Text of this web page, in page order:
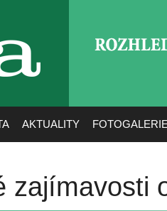
AKTUALITY
zajímavosti